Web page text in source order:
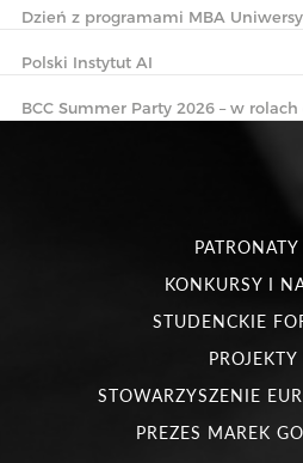
Dzień z programami MBA
Polski Instytut AI
BCC Summer Party 2026 – w
PATRONATY
KONKURSY I
STUDENCKIE
PROJEKTY
STOWARZYSZENIE
PREZES MAREK